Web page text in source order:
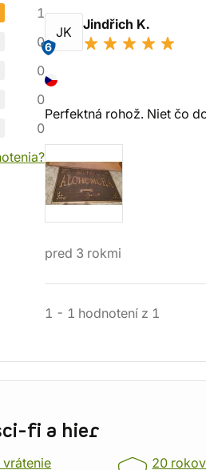
1
0
0
0
0
JK
6
Jindřich K.
Perfektná rohož. Niet čo
pred 3 rokmi
1 - 1 hodnotení z 1
fi a hier
vrátenie 20